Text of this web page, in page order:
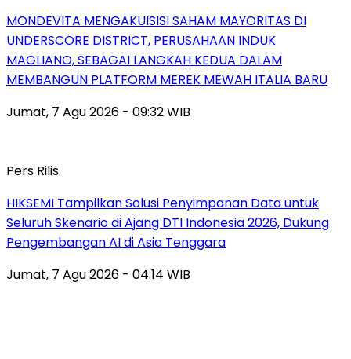
MONDEVITA MENGAKUISISI SAHAM MAYORITAS DI
UNDERSCORE DISTRICT, PERUSAHAAN INDUK
MAGLIANO, SEBAGAI LANGKAH KEDUA DALAM
MEMBANGUN PLATFORM MEREK MEWAH ITALIA BARU
Jumat, 7 Agu 2026 - 09:32 WIB
Pers Rilis
HIKSEMI Tampilkan Solusi Penyimpanan Data untuk
Seluruh Skenario di Ajang DTI Indonesia 2026, Dukung
Pengembangan AI di Asia Tenggara
Jumat, 7 Agu 2026 - 04:14 WIB